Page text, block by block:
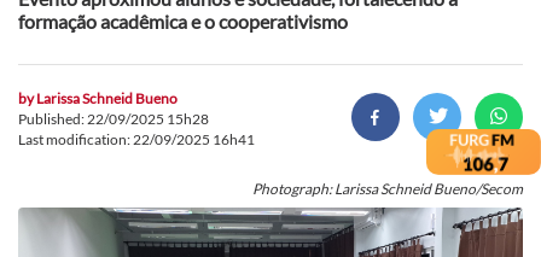
formação acadêmica e o cooperativismo
byLarissa Schneid Bueno
Published: 22/09/2025 15h28
Last modification: 22/09/2025 16h41
Photograph: Larissa Schneid Bueno/Secom